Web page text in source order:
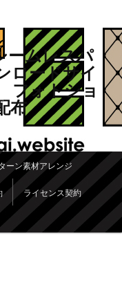
ームレスパ
ロードサイ
フォトショ
布
ーン素材アレンジ
ライセンス契約